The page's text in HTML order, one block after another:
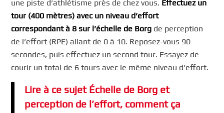
une piste d’athlétisme près de chez vous. Effectuez un
tour (400 mètres) avec un niveau d’effort
correspondant à 8 sur l’échelle de Borg de perception
de l’effort (RPE) allant de 0 à 10. Reposez-vous 90
secondes, puis effectuez un second tour. Essayez de
courir un total de 6 tours avec le même niveau d’effort.
Lire à ce sujet Échelle de Borg et
perception de l’effort, comment ça